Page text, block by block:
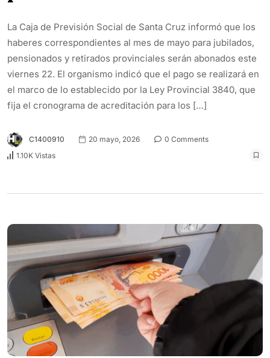
La Caja de Previsión Social de Santa Cruz informó que los
haberes correspondientes al mes de mayo para jubilados,
pensionados y retirados provinciales serán abonados este
viernes 22. El organismo indicó que el pago se realizará en
el marco de lo establecido por la Ley Provincial 3840, que
fija el cronograma de acreditación para los […]
C1400910 20 mayo, 2026
0 Comments
1.10K Vistas